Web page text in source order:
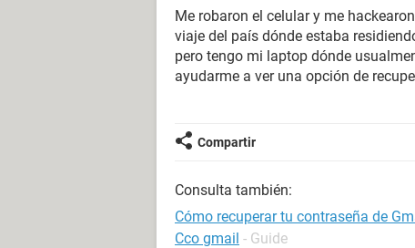
Me robaron el celular y me
viaje del país dónde estaba
pero tengo mi laptop dónde
ayudarme a ver una opción de
Compartir
Consulta también:
Cómo recuperar tu contraseña de
Cco gmail - Guide